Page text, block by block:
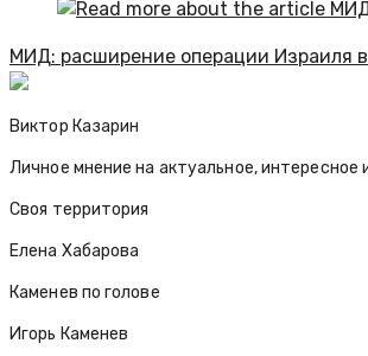
МИД: расширение операции Израиля
Виктор Казарин
Личное мнение на актуальное, интересное
Своя территория
Елена Хабарова
Каменев по голове
Игорь Каменев